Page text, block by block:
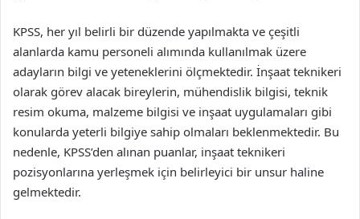
KPSS, her yıl belirli bir düzende yapılmakta ve çeşitli
alanlarda kamu personeli alımında kullanılmak üzere
adayların bilgi ve yeteneklerini ölçmektedir. İnşaat teknikeri
olarak görev alacak bireylerin, mühendislik bilgisi, teknik
resim okuma, malzeme bilgisi ve inşaat uygulamaları gibi
konularda yeterli bilgiye sahip olmaları beklenmektedir. Bu
nedenle, KPSS’den alınan puanlar, inşaat teknikeri
pozisyonlarına yerleşmek için belirleyici bir unsur haline
gelmektedir.